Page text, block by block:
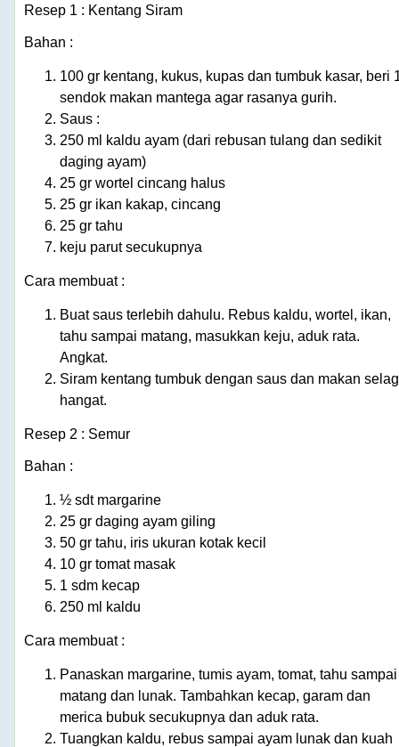
Resep 1 : Kentang Siram
Bahan :
100 gr kentang, kukus, kupas dan tumbuk kasar, beri
sendok makan mantega agar rasanya gurih.
Saus :
250 ml kaldu ayam (dari rebusan tulang dan sedikit
daging ayam)
25 gr wortel cincang halus
25 gr ikan kakap, cincang
25 gr tahu
keju parut secukupnya
Cara membuat :
Buat saus terlebih dahulu. Rebus kaldu, wortel, ikan,
tahu sampai matang, masukkan keju, aduk rata.
Angkat.
Siram kentang tumbuk dengan saus dan makan
hangat.
Resep 2 : Semur
Bahan :
½ sdt margarine
25 gr daging ayam giling
50 gr tahu, iris ukuran kotak kecil
10 gr tomat masak
1 sdm kecap
250 ml kaldu
Cara membuat :
Panaskan margarine, tumis ayam, tomat, tahu sampai
matang dan lunak. Tambahkan kecap, garam dan
merica bubuk secukupnya dan aduk rata.
Tuangkan kaldu, rebus sampai ayam lunak dan kuah